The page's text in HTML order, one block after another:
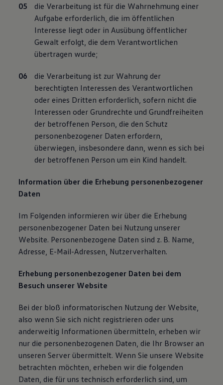
die Verarbeitung ist für die Wahrnehmung einer
Aufgabe erforderlich, die im öffentlichen
Interesse liegt oder in Ausübung öffentlicher
Gewalt erfolgt, die dem Verantwortlichen
übertragen wurde;
die Verarbeitung ist zur Wahrung der
berechtigten Interessen des Verantwortlichen
oder eines Dritten erforderlich, sofern nicht die
Interessen oder Grundrechte und Grundfreiheiten
der betroffenen Person, die den Schutz
personenbezogener Daten erfordern,
überwiegen, insbesondere dann, wenn es sich bei
der betroffenen Person um ein Kind handelt.
Information über die Erhebung personenbezogener
Daten
Im Folgenden informieren wir über die Erhebung
personenbezogener Daten bei Nutzung unserer
Website. Personenbezogene Daten sind z. B. Name,
Adresse, E-Mail-Adressen, Nutzerverhalten.
Erhebung personenbezogener Daten bei dem
Besuch unserer Website
Bei der bloß informatorischen Nutzung der Website,
also wenn Sie sich nicht registrieren oder uns
anderweitig Informationen übermitteln, erheben wir
nur die personenbezogenen Daten, die Ihr Browser an
unseren Server übermittelt. Wenn Sie unsere Website
betrachten möchten, erheben wir die folgenden
Daten, die für uns technisch erforderlich sind, um